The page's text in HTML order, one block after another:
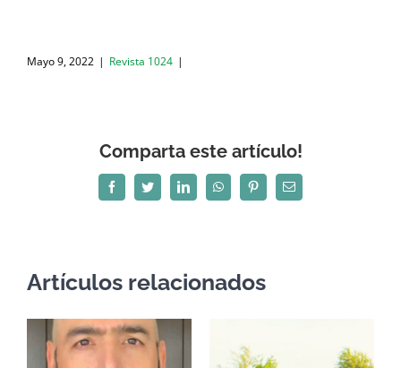
Mayo 9, 2022 | Revista 1024 |
Comparta este artículo!
FacebookTwitterLinkedInWhatsAppPinterestCorreo
electrónico
Artículos relacionados